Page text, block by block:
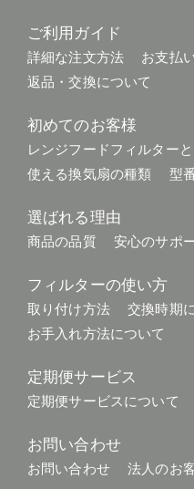
2023.3.9
バルミューダ ザ・トース
画プレゼントキャンペーン
2023.1.11
換気口・エアコンフィルタ
年末年始休業のお知らせ
バルミューダ ザ・トース
ペーン開催中です
【新商品】スターターセ
2022.11.30
マグネットでのご使用方法
ご利用ガイド
詳細な注文方法 お支払
返品・交換について
初めてのお客様
レンジフードフィルター
使える換気扇の種類
型
選ばれる理由
商品の品質 安心のサポ
フィルターの使い方
取り付け方法
交換時期
お手入れ方法について
定期便サービス
定期便サービスについて
お問い合わせ
お問い合わせ 法人のお